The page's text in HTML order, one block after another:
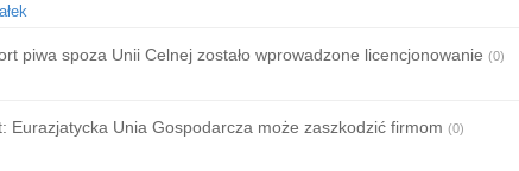
piwa spoza Unii Celnej zostało wprowadzone licencjonowanie (0)
Eurazjatycka Unia Gospodarcza może zaszkodzić firmom (0)